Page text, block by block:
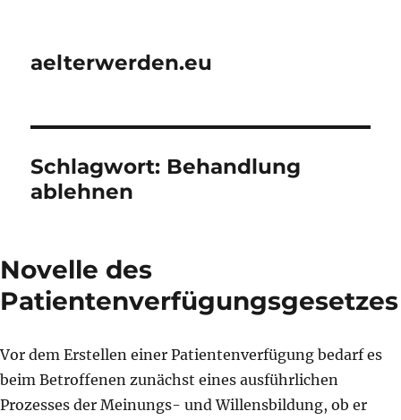
aelterwerden.eu
Schlagwort: Behandlung
ablehnen
Novelle des
Patientenverfügungsgesetzes
Vor dem Erstellen einer Patientenverfügung bedarf es
beim Betroffenen zunächst eines ausführlichen
Prozesses der Meinungs- und Willensbildung, ob er